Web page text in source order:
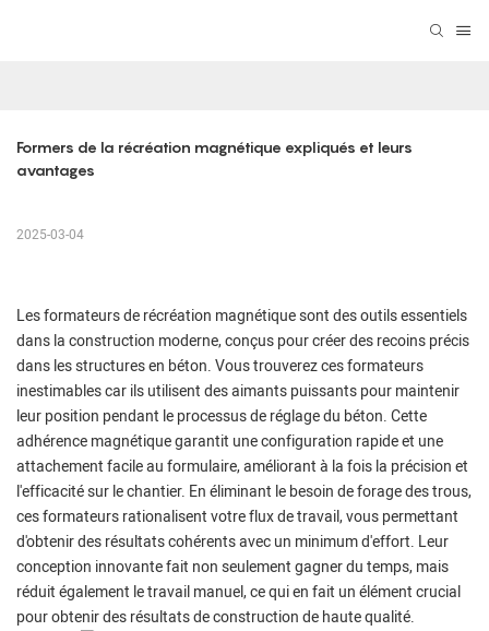
Formers de la récréation magnétique expliqués et leurs
avantages
2025-03-04
Les formateurs de récréation magnétique sont des outils essentiels
dans la construction moderne, conçus pour créer des recoins précis
dans les structures en béton. Vous trouverez ces formateurs
inestimables car ils utilisent des aimants puissants pour maintenir
leur position pendant le processus de réglage du béton. Cette
adhérence magnétique garantit une configuration rapide et une
attachement facile au formulaire, améliorant à la fois la précision et
l'efficacité sur le chantier. En éliminant le besoin de forage des trous,
ces formateurs rationalisent votre flux de travail, vous permettant
d'obtenir des résultats cohérents avec un minimum d'effort. Leur
conception innovante fait non seulement gagner du temps, mais
réduit également le travail manuel, ce qui en fait un élément crucial
pour obtenir des résultats de construction de haute qualité.